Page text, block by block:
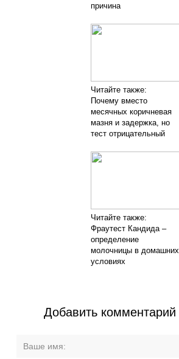
причина
Читайте также:
Почему вместо
месячных коричневая
мазня и задержка, но
тест отрицательный
Читайте также:
Фраутест Кандида –
определение
молочницы в домашних
условиях
Добавить комментарий